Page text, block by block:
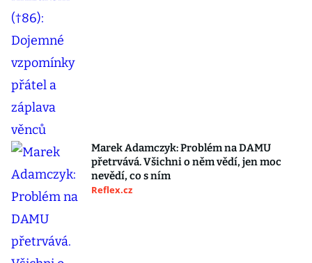
Marek Adamczyk: Problém na DAMU
přetrvává. Všichni o něm vědí, jen moc
nevědí, co s ním
Reflex.cz